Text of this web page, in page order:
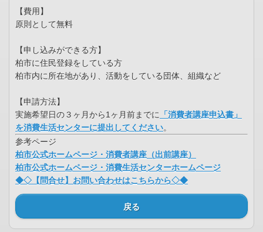
【費用】
原則として無料
【申し込みができる方】
柏市に住民登録をしている方
柏市内に所在地があり、活動をしている団体、組織など
【申請方法】
実施希望日の３ヶ月から1ヶ月前までに 「消費者講座申込書」
を消費生活センターに提出してください。
参考ページ
柏市公式ホームページ・消費者講座（出前講座）
柏市公式ホームページ・消費生活センターホームページ
◆◇【問合せ】お問い合わせはこちらから◇◆
戻る